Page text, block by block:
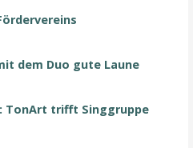
dem Duo gute Laune
TonArt trifft Singgruppe